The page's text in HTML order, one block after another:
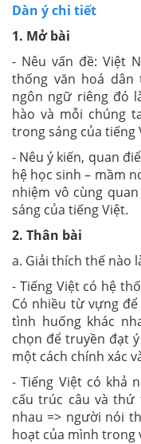
Dàn ý chi tiết
1. Mở bài
- Nêu vấn đề: Việt
thống văn hoá
ngôn ngữ riêng đó
hào và mỗi chúng
trong sáng của tiếng
- Nêu ý kiến, quan
hệ học sinh – mầm
nhiệm vô cùng
sáng của tiếng Việt.
2. Thân bài
a. Giải thích thế nào
- Tiếng Việt có hệ
Có nhiều từ vựng
tình huống khác
chọn để truyền đạt
một cách chính xác
- Tiếng Việt có khả
cấu trúc câu và
nhau => người nói
hoạt của mình trong